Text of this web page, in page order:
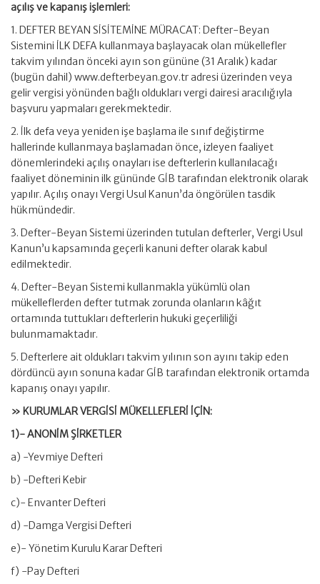
açılış ve kapanış işlemleri:
1. DEFTER BEYAN SİSİTEMİNE MÜRACAT: Defter-Beyan
Sistemini İLK DEFA kullanmaya başlayacak olan mükellefler
takvim yılından önceki ayın son gününe (31 Aralık) kadar
(bugün dahil) www.defterbeyan.gov.tr adresi üzerinden veya
gelir vergisi yönünden bağlı oldukları vergi dairesi aracılığıyla
başvuru yapmaları gerekmektedir.
2. İlk defa veya yeniden işe başlama ile sınıf değiştirme
hallerinde kullanmaya başlamadan önce, izleyen faaliyet
dönemlerindeki açılış onayları ise defterlerin kullanılacağı
faaliyet döneminin ilk gününde GİB tarafından elektronik olarak
yapılır. Açılış onayı Vergi Usul Kanun’da öngörülen tasdik
hükmündedir.
3. Defter-Beyan Sistemi üzerinden tutulan defterler, Vergi Usul
Kanun’u kapsamında geçerli kanuni defter olarak kabul
edilmektedir.
4. Defter-Beyan Sistemi kullanmakla yükümlü olan
mükelleflerden defter tutmak zorunda olanların kâğıt
ortamında tuttukları defterlerin hukuki geçerliliği
bulunmamaktadır.
5. Defterlere ait oldukları takvim yılının son ayını takip eden
dördüncü ayın sonuna kadar GİB tarafından elektronik ortamda
kapanış onayı yapılır.
» KURUMLAR VERGİSİ MÜKELLEFLERİ İÇİN:
1)- ANONİM ŞİRKETLER
a) -Yevmiye Defteri
b) -Defteri Kebir
c)- Envanter Defteri
d) -Damga Vergisi Defteri
e)- Yönetim Kurulu Karar Defteri
f) -Pay Defteri